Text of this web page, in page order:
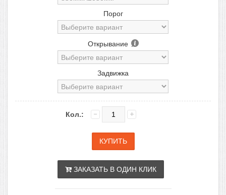
Порог
Открывание
Задвижка
Кол.:
ЗАКАЗАТЬ В ОДИН КЛИК